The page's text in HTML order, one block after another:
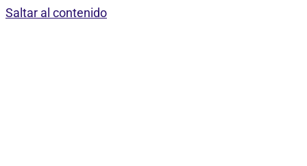
Saltar al contenido